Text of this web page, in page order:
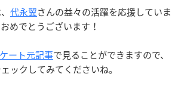
代永翼さんの益々の活躍を応援していま
めでとうございます！
ート元記事で見ることができますので、
ックしてみてくださいね。